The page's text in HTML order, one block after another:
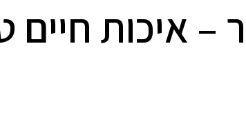
– איכות חיים